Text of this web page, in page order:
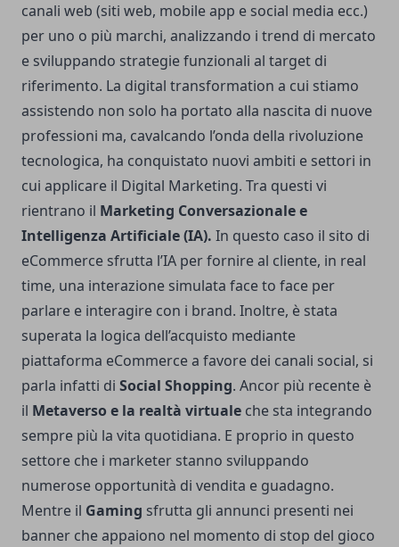
canali web (siti web, mobile app e social media ecc.)
per uno o più marchi, analizzando i trend di mercato
e sviluppando strategie funzionali al target di
riferimento. La digital transformation a cui stiamo
assistendo non solo ha portato alla nascita di nuove
professioni ma, cavalcando l’onda della rivoluzione
tecnologica, ha conquistato nuovi ambiti e settori in
cui applicare il Digital Marketing. Tra questi vi
rientrano il Marketing Conversazionale e
Intelligenza Artificiale (IA). In questo caso il sito di
eCommerce sfrutta l’IA per fornire al cliente, in real
time, una interazione simulata face to face per
parlare e interagire con i brand. Inoltre, è stata
superata la logica dell’acquisto mediante
piattaforma eCommerce a favore dei canali social, si
parla infatti di Social Shopping. Ancor più recente è
il Metaverso e la realtà virtuale che sta integrando
sempre più la vita quotidiana. E proprio in questo
settore che i marketer stanno sviluppando
numerose opportunità di vendita e guadagno.
Mentre il Gaming sfrutta gli annunci presenti nei
banner che appaiono nel momento di stop del gioco